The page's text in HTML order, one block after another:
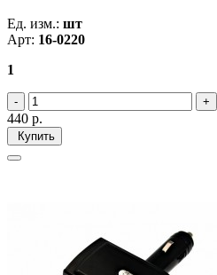
Ед. изм.: шт
Арт: 16-0220
1
440 р.
Купить